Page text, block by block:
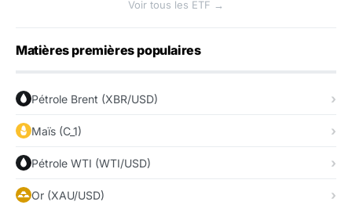
Voir tous les ETF →
Matières premières populaires
Pétrole Brent (XBR/USD)
Maïs (C_1)
Pétrole WTI (WTI/USD)
Or (XAU/USD)